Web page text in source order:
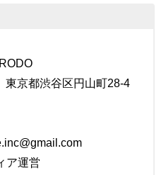
京都渋谷区円山町28-4
ア運営